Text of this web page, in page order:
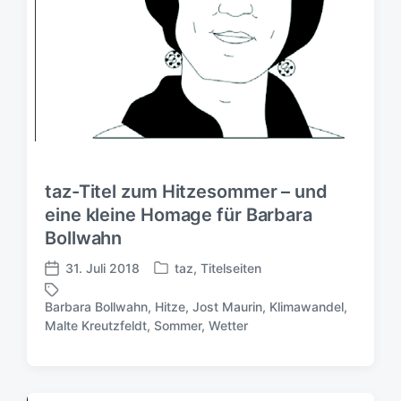
taz-Titel zum Hitzesommer – und
eine kleine Homage für Barbara
Bollwahn
V
e
r
ö
31. Juli 2018
V
r
ö
taz, Titelseiten
S
c
Barbara Bollwahn, Hitze, Jost Maurin, Klimawandel,
Malte Kreutzfeldt, Sommer, Wetter